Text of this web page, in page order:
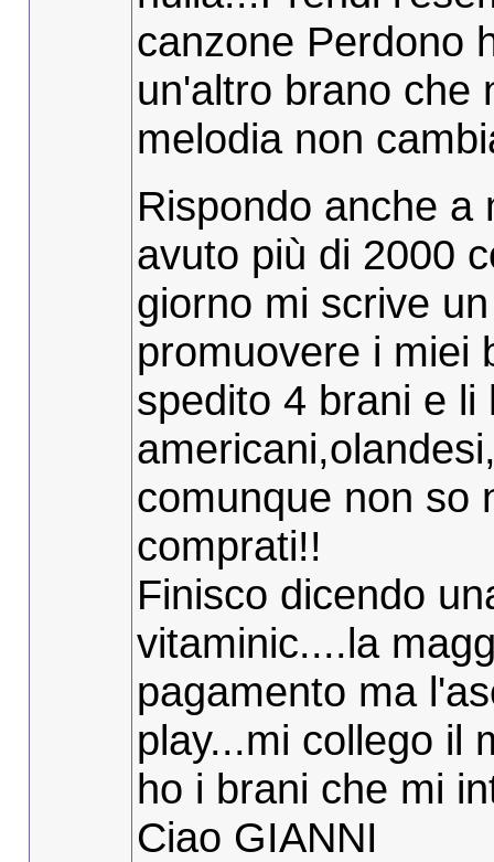
canzone Perdono
un'altro brano che
melodia non
Rispondo anche a
avuto più di 2000
giorno mi scrive
promuovere i miei
spedito 4 brani e
comunque non so
comprati!!
Finisco dicendo
vitaminic....la
pagamento ma
play...mi collego il
ho i brani che mi
Ciao GIANNI